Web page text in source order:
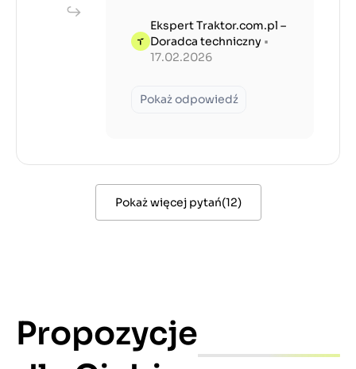
Ekspert Traktor.com.pl –
Doradca techniczny •
17.02.2026
Pokaż odpowiedź
Pokaż więcej pytań(12)
Propozycje